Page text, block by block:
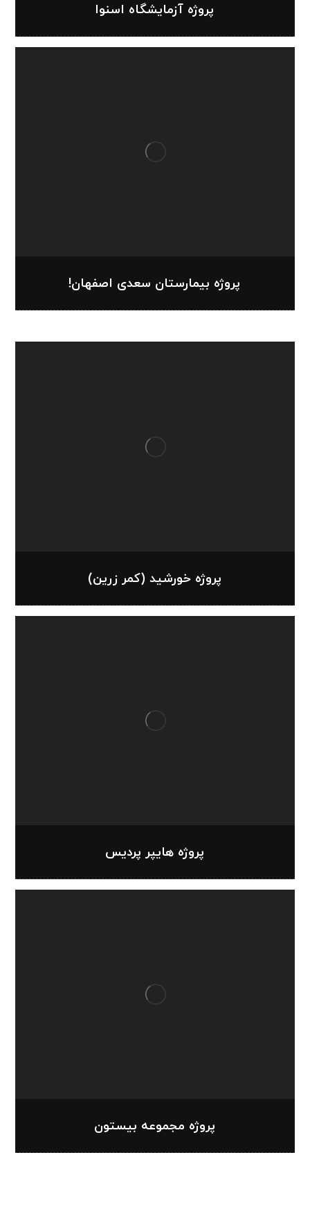
پروژه آزمایشگاه اسنوا
پروژه بیمارستان سعدی اصفهان!
پروژه خورشید (کمر زرین)
پروژه هایپر پردیس
پروژه مجموعه بیستون